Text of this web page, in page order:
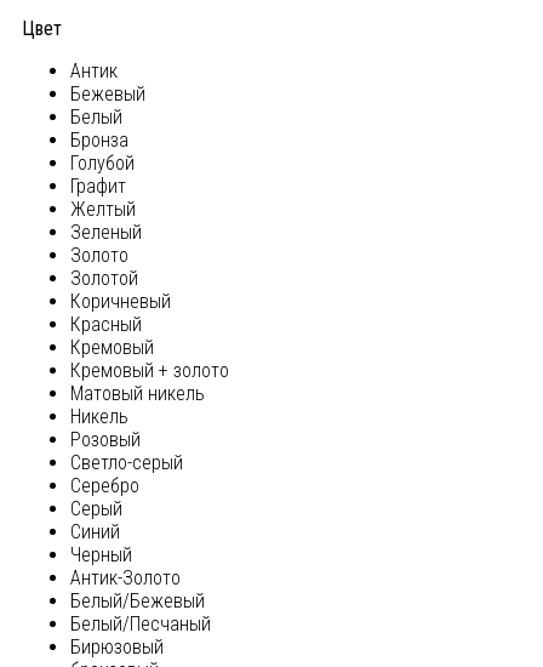
Цвет
Антик
Бежевый
Белый
Бронза
Голубой
Графит
Желтый
Зеленый
Золото
Золотой
Коричневый
Красный
Кремовый
Кремовый + золото
Матовый никель
Никель
Розовый
Светло-серый
Серебро
Серый
Синий
Черный
Антик-Золото
Белый/Бежевый
Белый/Песчаный
Бирюзовый